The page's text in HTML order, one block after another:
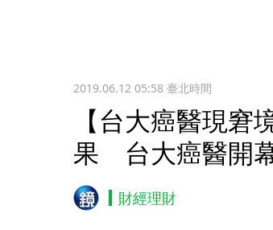
2019.06.12 05:58臺北時間
【台大癌醫現
果 台大癌醫開
財經理財